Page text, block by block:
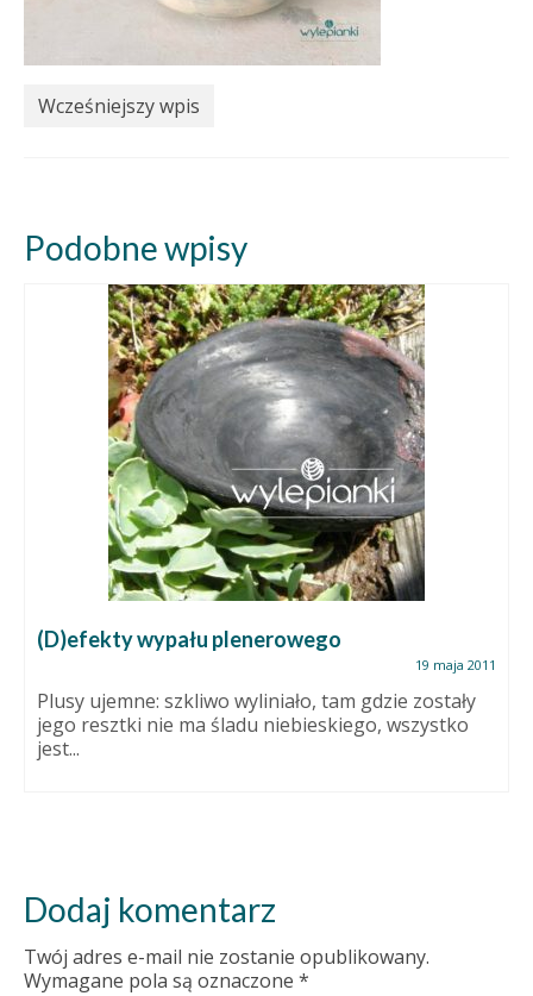
Wcześniejszy wpis
Podobne wpisy
(D)efekty wypału plenerowego
19 maja 2011
Plusy ujemne: szkliwo wyliniało, tam gdzie zostały
jego resztki nie ma śladu niebieskiego, wszystko
jest...
Dodaj komentarz
Twój adres e-mail nie zostanie opublikowany.
Wymagane pola są oznaczone *